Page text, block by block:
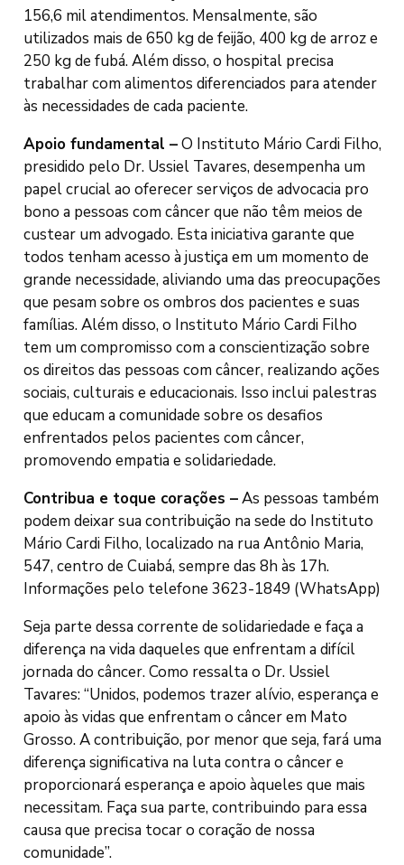
156,6 mil atendimentos. Mensalmente, são
utilizados mais de 650 kg de feijão, 400 kg de arroz e
250 kg de fubá. Além disso, o hospital precisa
trabalhar com alimentos diferenciados para atender
às necessidades de cada paciente.
Apoio fundamental –O Instituto Mário Cardi Filho,
presidido pelo Dr. Ussiel Tavares, desempenha um
papel crucial ao oferecer serviços de advocacia pro
bono a pessoas com câncer que não têm meios de
custear um advogado. Esta iniciativa garante que
todos tenham acesso à justiça em um momento de
grande necessidade, aliviando uma das preocupações
que pesam sobre os ombros dos pacientes e suas
famílias. Além disso, o Instituto Mário Cardi Filho
tem um compromisso com a conscientização sobre
os direitos das pessoas com câncer, realizando ações
sociais, culturais e educacionais. Isso inclui palestras
que educam a comunidade sobre os desafios
enfrentados pelos pacientes com câncer,
promovendo empatia e solidariedade.
Contribua e toque corações –As pessoas também
podem deixar sua contribuição na sede do Instituto
Mário Cardi Filho, localizado na rua Antônio Maria,
547, centro de Cuiabá, sempre das 8h às 17h.
Informações pelo telefone 3623-1849 (WhatsApp)
Seja parte dessa corrente de solidariedade e faça a
diferença na vida daqueles que enfrentam a difícil
jornada do câncer. Como ressalta o Dr. Ussiel
Tavares: “Unidos, podemos trazer alívio, esperança e
apoio às vidas que enfrentam o câncer em Mato
Grosso. A contribuição, por menor que seja, fará uma
diferença significativa na luta contra o câncer e
proporcionará esperança e apoio àqueles que mais
necessitam. Faça sua parte, contribuindo para essa
causa que precisa tocar o coração de nossa
comunidade”.